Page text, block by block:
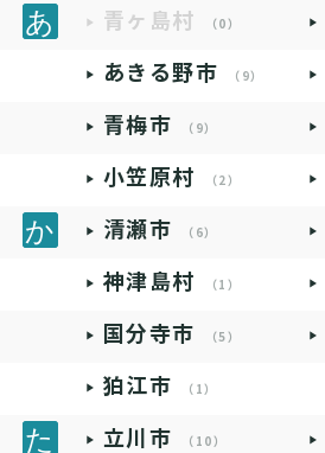
青ヶ島村 （0）
あきる野市 （9）
青梅市 （9）
小笠原村 （2）
清瀬市 （6）
神津島村 （1）
国分寺市 （5）
狛江市 （1）
立川市 （10）